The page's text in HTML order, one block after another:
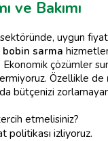
ve Bakımı
sektöründe, uygun
bobin sarma
çözümler
Özellikle de
bütçenizi
etmelisiniz?
politikası izliyoruz.